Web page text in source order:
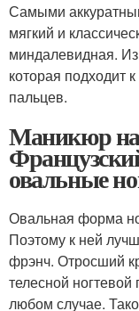
Самыми
мягкий и
миндалевидная.
которая подходит
пальцев.
Маникюр на
овальные
Овальная форма
Поэтому к ней
фрэнч. Отросший
телесной
любом случае.